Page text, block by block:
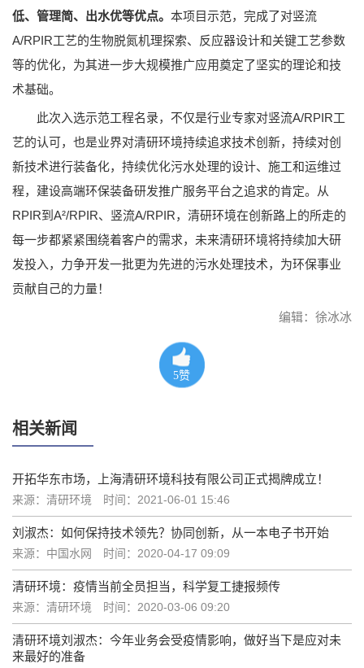
低、管理简、出水优等优点。 本项目示范，完成了对竖流
A/RPIR工艺的生物脱氮机理探索、反应器设计和关键工艺参数
等的优化，为其进一步大规模推广应用奠定了坚实的理论和技
术基础。
此次入选示范工程名录，不仅是行业专家对竖流A/RPIR工
艺的认可，也是业界对清研环境持续追求技术创新，持续对创
新技术进行装备化，持续优化污水处理的设计、施工和运维过
程，建设高端环保装备研发推广服务平台之追求的肯定。从
RPIR到A²/RPIR、竖流A/RPIR，清研环境在创新路上的所走的
每一步都紧紧围绕着客户的需求，未来清研环境将持续加大研
发投入，力争开发一批更为先进的污水处理技术，为环保事业
贡献自己的力量！
编辑：徐冰冰
5赞
相关新闻
开拓华东市场，上海清研环境科技有限公司正式揭牌成立！
来源：清研环境 时间：2021-06-01 15:46
刘淑杰：如何保持技术领先？协同创新，从一本电子书开始
来源：中国水网 时间：2020-04-17 09:09
清研环境：疫情当前全员担当，科学复工捷报频传
来源：清研环境 时间：2020-03-06 09:20
清研环境刘淑杰：今年业务会受疫情影响，做好当下是应对未
来最好的准备